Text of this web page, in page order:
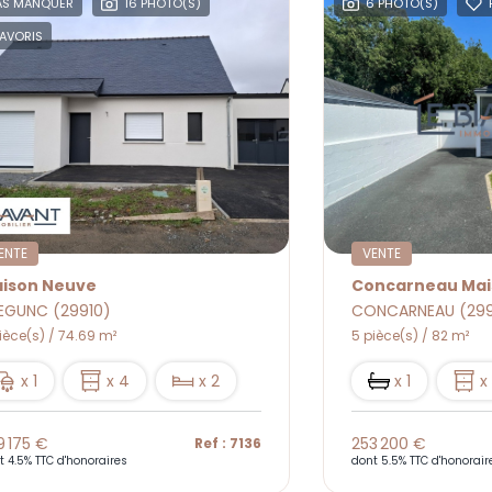
MANQUER
16 PHOTO(S)
Neuve
(29910)
/ 74.69 m²
x 1 x 4 x 2
175 €
4.5% TTC d'honoraires
Ref : 7136
6 PHOTO(S)
VENTE
Concarneau
CONCARNEAU
5 pièce(s) / 82 m²
x 1 x
253 200 €
dont 5.5% TTC